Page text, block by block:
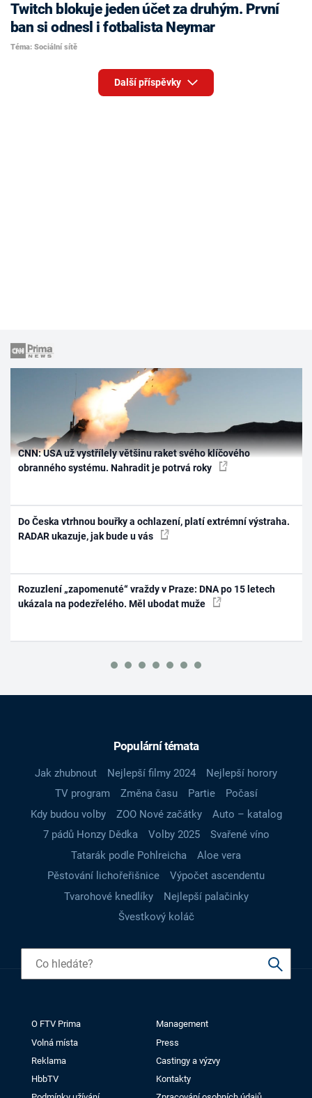
Twitch blokuje jeden účet za druhým. První
ban si odnesl i fotbalista Neymar
Téma: Sociální sítě
Další příspěvky
CNN: USA už vystřílely většinu raket svého klíčového
obranného systému. Nahradit je potrvá roky
Do Česka vtrhnou bouřky a ochlazení, platí extrémní výstraha.
RADAR ukazuje, jak bude u vás
Rozuzlení „zapomenuté“ vraždy v Praze: DNA po 15 letech
ukázala na podezřelého. Měl ubodat muže
Populární témata
Jak zhubnout Nejlepší filmy 2024
Nejlepší horory
TV program
Změna času Partie
Počasí
Kdy budou volby
ZOO Nové začátky
Auto – katalog
7 pádů Honzy Dědka
Volby 2025
Svařené víno
Tatarák podle Pohlreicha
Aloe vera
Pěstování lichořeřišnice
Výpočet ascendentu
Tvarohové knedlíky
Nejlepší palačinky
Švestkový koláč
O FTV Prima
Management
Volná místa
Press
Reklama
Castingy a výzvy
HbbTV
Kontakty